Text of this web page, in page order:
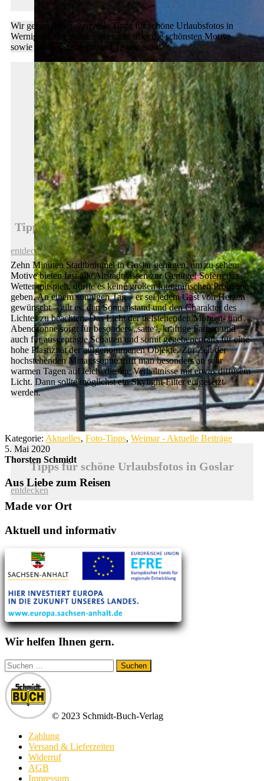
Tipps für schöne Urlaubsfotos in Wernigerode
entdecken
Wir geben Ihnen wertvolle Tipps für schöne Urlaubsfotos in
Wernigerode. Erfahren Sie mehr über die schönsten Motive
sowie besten Standorte und Tageszeiten.
Tipps für schöne Urlaubsfotos in Goslar
entdecken
Zehn Minuten Stadtbummel in Goslar genügen, um zu sehen:
Motive bieten fast alle Altstadtgassen zur Genüge! Sofern das
Wetter mitspielt, dürfte es keine großen fotografischen Probleme
geben. An einem sonnigen Tag – er sei jedem Gast von Herzen
gewünscht – gilt es, den Sonnenstand und den Charakter des
Lichtes zu beachten. Das Licht der tiefstehenden Morgen- und
Abendsonne sorgt für besonders „satte“, kräftige Farben und
auch für ausgeprägte Schatten und somit gegebenenfalls für eine
hohe Plastizität der aufgenommenen Objekte. Zur Zeit der
hochstehenden Mittagssonne trifft man besonders an sehr
warmen Tagen auf leicht diesige Verhältnisse mit etwas diffusem
Licht. Dann sollte möglichst ein Skylight-Filter eingesetzt
werden.
Kategorie: Aktuelles, Foto-Tipps, Weimar - Aktuelle Beiträge
5. Mai 2020
Thorsten Schmidt
Aus Liebe zum Reisen
Made vor Ort
Aktuell und informativ
Wir helfen Ihnen gern.
Suchen
nach:
© 2023 Schmidt-Buch-Verlag
Zahlung
Versand & Lieferzeiten
Widerruf
AGB
Impressum